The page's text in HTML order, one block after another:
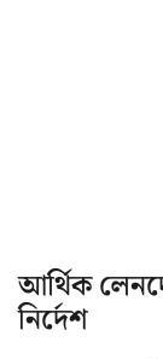
আর্থিক
নির্দেশ